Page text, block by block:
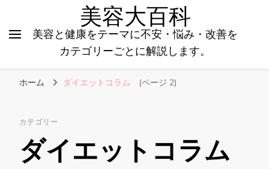
美容大百科
美容と健康をテーマに不安・悩み・改善を
カテゴリーごとに解説します。
ホーム ダイエットコラム (ページ 2)
カテゴリー
ダイエットコラム